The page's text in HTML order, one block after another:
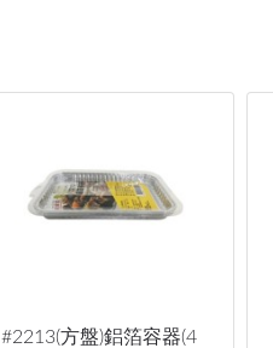
#2213(方盤)鋁箔容器(4